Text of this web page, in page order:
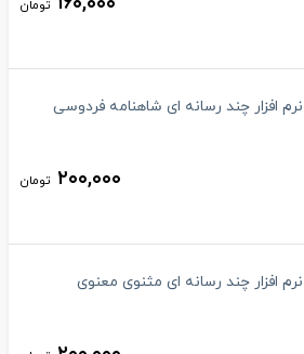
تومان
نرم افزار چند رسانه ای شاهنامه فردوسی
۲۰۰,۰۰۰ تومان
نرم افزار چند رسانه ای مثنوی معنوی